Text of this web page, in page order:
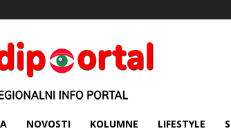
NOVOSTI KOLUMNE LIFESTYLE